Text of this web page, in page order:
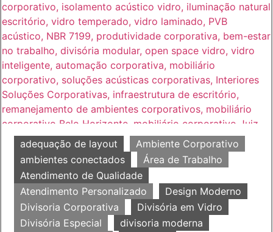
adequação de layout
Ambiente Corporativo
ambientes conectados
Área de Trabalho
Atendimento de Qualidade
Atendimento Personalizado
Design Moderno
Divisoria Corporativa
Divisória em Vidro
Divisória Especial
divisoria moderna